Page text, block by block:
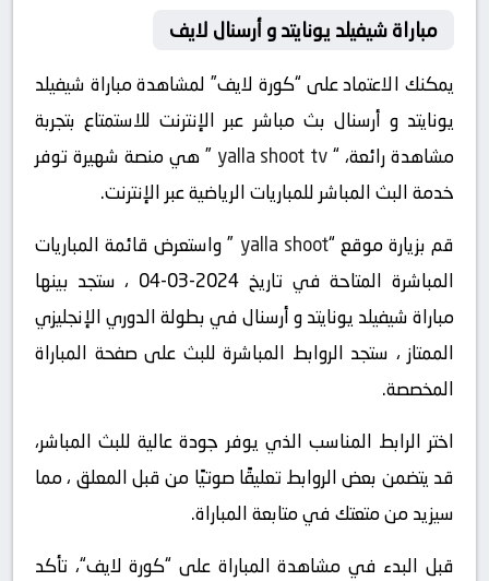
مباراة شيفيلد يونايتد و أرسنال لايف
يمكنك الاعتماد على “كورة لايف” لمشاهدة مباراة شيفيلد
يونايتد و أرسنال بث مباشر عبر الإنترنت للاستمتاع بتجربة
مشاهدة رائعة، “yalla shoot tv ” هي منصة شهيرة توفر
خدمة البث المباشر للمباريات الرياضية عبر الإنترنت.
قم بزيارة موقع “yalla shoot ” واستعرض قائمة المباريات
المباشرة المتاحة في تاريخ 2024-03-04 ، ستجد بينها
مباراة شيفيلد يونايتد و أرسنال في بطولة الدوري الإنجليزي
الممتاز ، ستجد الروابط المباشرة للبث على صفحة المباراة
المخصصة.
اختر الرابط المناسب الذي يوفر جودة عالية للبث المباشر،
قد يتضمن بعض الروابط تعليقًا صوتيًا من قبل المعلق ، مما
سيزيد من متعتك في متابعة المباراة.
قبل البدء في مشاهدة المباراة على “كورة لايف“، تأكد